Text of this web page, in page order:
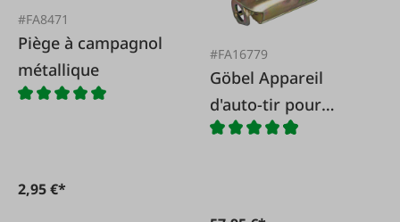
#FA8471
Piège à campagnol
métallique
2,95 €*
#FA16779
Göbel Appareil
d'auto-tir pour
campagnols